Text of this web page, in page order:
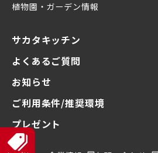
植物園・ガーデン情報
サカタキッチン
よくあるご質問
お知らせ
ご利用条件/推奨環境
プレゼント